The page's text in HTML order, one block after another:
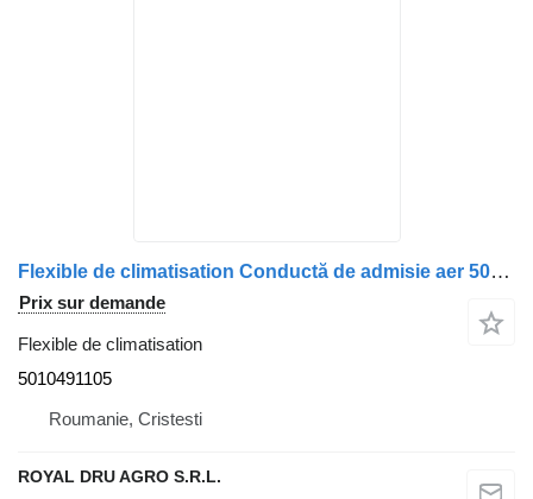
Flexible de climatisation Conductă de admisie aer 5010491105 pour camion Renault – 25 cm
Prix sur demande
Flexible de climatisation
5010491105
Roumanie, Cristesti
ROYAL DRU AGRO S.R.L.